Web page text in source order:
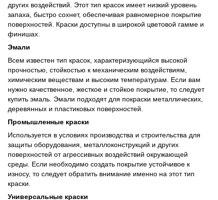
других воздействий. Этот тип красок имеет низкий уровень
запаха, быстро сохнет, обеспечивая равномерное покрытие
поверхностей. Краски доступны в широкой цветовой гамме и
финишах.
Эмали
Всем известен тип красок, характеризующийся высокой
прочностью, стойкостью к механическим воздействиям,
химическим веществам и высоким температурам. Если вам
нужно качественное, жесткое и стойкое покрытие, то следует
купить эмаль. Эмали подходят для покраски металлических,
деревянных и пластиковых поверхностей.
Промышленные краски
Используется в условиях производства и строительства для
защиты оборудования, металлоконструкций и других
поверхностей от агрессивных воздействий окружающей
среды. Если необходимо создать покрытие устойчивое к
износу, то следует обратить внимание именно на этот тип
краски.
Универсальные краски